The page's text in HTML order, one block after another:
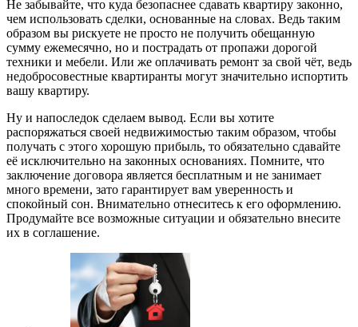
Не забывайте, что куда безопаснее сдавать квартиру законно,
чем использовать сделки, основанные на словах. Ведь таким
образом вы рискуете не просто не получить обещанную
сумму ежемесячно, но и пострадать от пропажи дорогой
техники и мебели. Или же оплачивать ремонт за свой чёт, ведь
недобросовестные квартиранты могут значительно испортить
вашу квартиру.
Ну и напоследок сделаем вывод. Если вы хотите
распоряжаться своей недвижимостью таким образом, чтобы
получать с этого хорошую прибыль, то обязательно сдавайте
её исключительно на законных основаниях. Помните, что
заключение договора является бесплатным и не занимает
много времени, зато гарантирует вам уверенность и
спокойный сон. Внимательно отнеситесь к его оформлению.
Продумайте все возможные ситуации и обязательно внесите
их в соглашение.